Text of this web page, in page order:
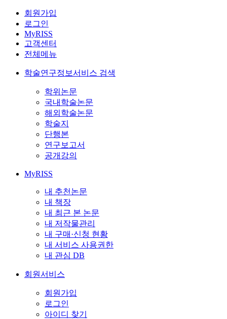
회원가입
로그인
MyRISS
고객센터
전체메뉴
학술연구정보서비스 검색
학위논문
국내학술논문
해외학술논문
학술지
단행본
연구보고서
공개강의
MyRISS
내 추천논문
내 책장
내 최근 본 논문
내 저작물관리
내 구매·신청 현황
내 서비스 사용권한
내 관심 DB
회원서비스
회원가입
로그인
아이디 찾기